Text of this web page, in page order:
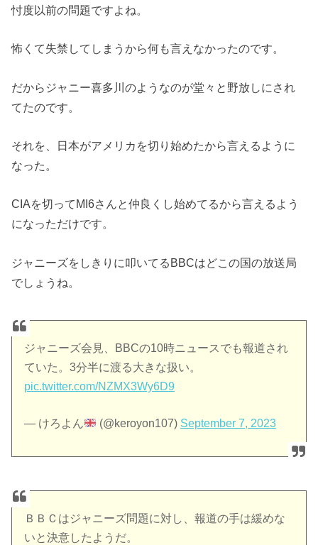
忖度以前の問題ですよね。
怖くて失禁してしまうから何も言えなかったのです。
だからジャニー喜多川のようなのが堂々と野放しにされ
てたのです。
それを、日本がアメリカを切り始めたから言えるように
なった。
CIAを切ってMI6さんと仲良くし始めてるから言えるよう
になっただけです。
ジャニーズをしきりに叩いてるBBCはどこの国の放送局
でしょうね。
ジャニーズ会見、BBCの10時ニュースでも報道され
ていた。3分半に渡る大きな扱い。
pic.twitter.com/NZMX3Wy6D9
— けろよん (@keroyon107) September 7, 2023
ＢＢＣはジャニーズ問題に対し、報道の手は緩めな
いと決意したようだ。